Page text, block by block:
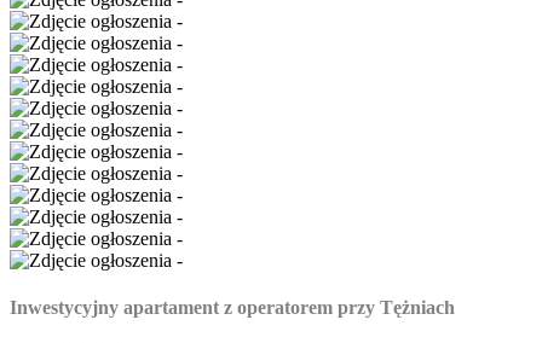
Inwestycyjny apartament z operatorem przy Tężniach